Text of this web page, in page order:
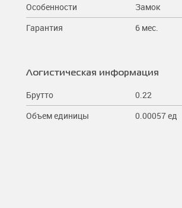
Особенности
Замок
Гарантия
6 мес.
Логистическая информация
Брутто
0.22
Объем единицы
0.00057 ед